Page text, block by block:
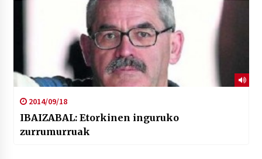
2014/09/18
IBAIZABAL: Etorkinen inguruko
zurrumurruak